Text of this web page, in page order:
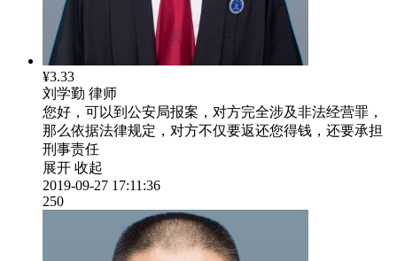
¥3.33
刘学勤 律师
您好，可以到公安局报案，对方完全涉及非法经营罪，
那么依据法律规定，对方不仅要返还您得钱，还要承担
刑事责任
展开 收起
2019-09-27 17:11:36
250